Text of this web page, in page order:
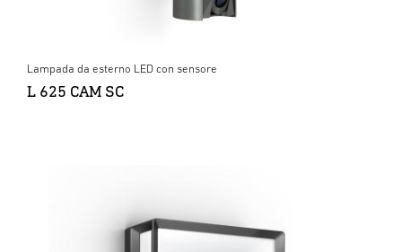
Lampada da esterno LED con sensore
L 625 CAM SC